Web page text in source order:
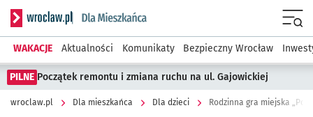
Serwis informacyjny wroclaw.pl podserwis: Dla mieszkańca
WAKACJE Aktualności Komunikaty Bezpieczny Wrocław
PILNE Początek remontu i zmiana ruchu na ul. Gajowickiej
wroclaw.pl Dla mieszkańca Dla dzieci Rodzinna gra miejska